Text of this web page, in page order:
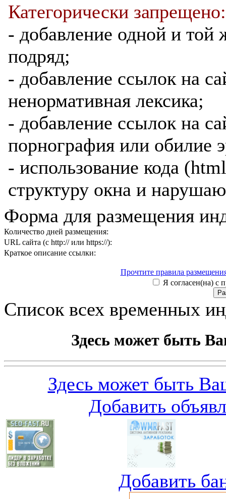
Категорически запрещено:
- добавление одной и той
подряд;
- добавление ссылок на
ненормативная лексика;
- добавление ссылок на
порнография или обилие
- использование кода
структуру окна и
Форма для размещения
Количество дней размещения:
URL сайта (с http:// или https://):
Краткое описание ссылки:
Прочтите правила
Я согласен(на) с
Список всех временных
Здесь может быть
Здесь может быть
Добавить
Добавить